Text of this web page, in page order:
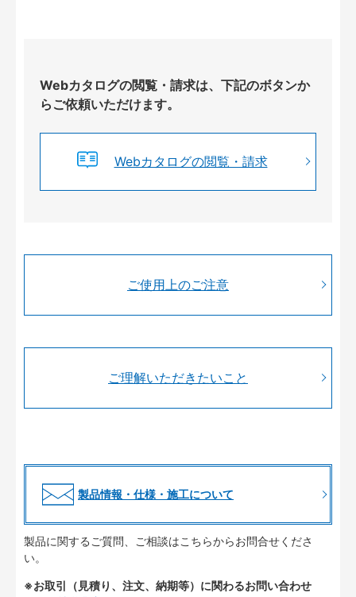
Webカタログの閲覧・請求は、下記のボタンか
らご依頼いただけます。
Webカタログの閲覧・請求
ご使用上のご注意
ご理解いただきたいこと
製品情報・仕様・施工について
製品に関するご質問、ご相談はこちらからお問合せくださ
い。
※お取引（見積り、注文、納期等）に関わるお問い合わせ